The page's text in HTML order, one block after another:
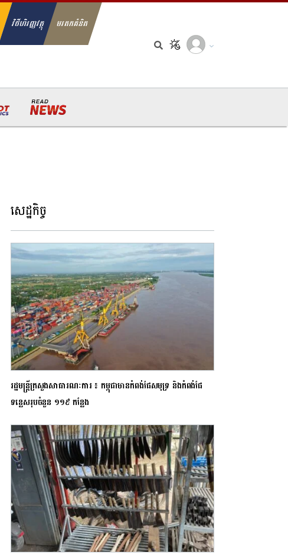
វិថីហិរញ្ញវត្ថុ មរតកគំនិត
សេដ្ឋកិច្ច
រដ្ឋមន្ដ្រីក្រសួងសាធារណៈការ ៖ កម្ពុជាមានកំពង់ផែសមុទ្រ និងកំពង់ផែ
ទន្លេសរុបចំនួន ១១៩ កន្លែង